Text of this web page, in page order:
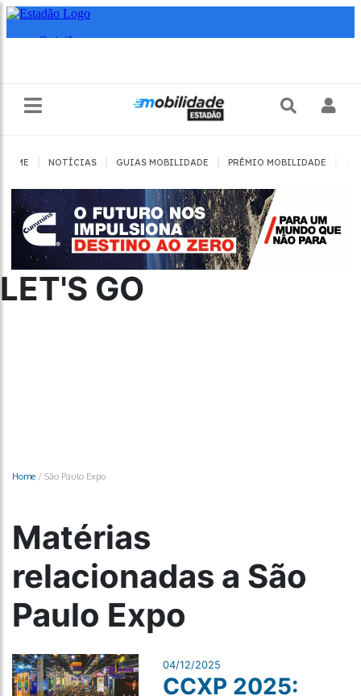
HOME NOTÍCIAS GUIAS MOBILIDADE PRÊMIO MOBILIDADE
LET'S GO
Home / São Paulo Expo
Matérias
relacionadas a São
Paulo Expo
04/12/2025
CCXP 2025: